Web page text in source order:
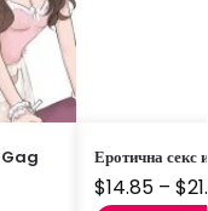
Gag
Еротична секс
$14.85 – $